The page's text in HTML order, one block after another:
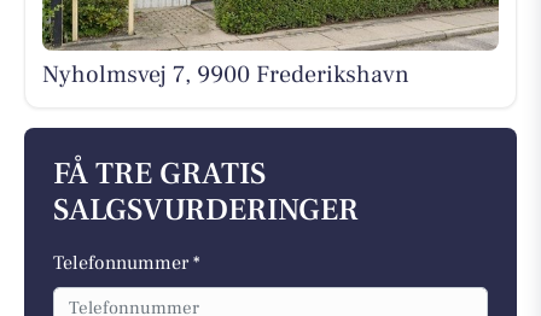
Nyholmsvej 7, 9900 Frederikshavn
FÅ TRE GRATIS
SALGSVURDERINGER
Telefonnummer *